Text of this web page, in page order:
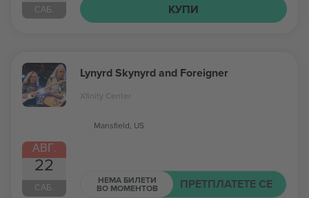
САБ.
КУПИ
АВГ.
22
САБ.
Lynyrd Skynyrd and Foreigner
Xfinity Center
Mansfield, US
НЕМА БИЛЕТИ
ВО МОМЕНТОВ ПРЕТПЛАТЕТЕ СЕ